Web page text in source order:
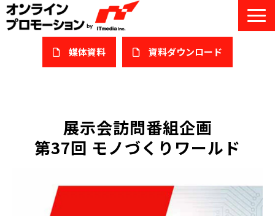
媒体資料 ​資料ダウンロード
私たちについて
サービスガイド/お役立ち資料
オンライン展示会/協賛ウェビナー
展示会訪問番組企画
第37回 モノづくりワールド